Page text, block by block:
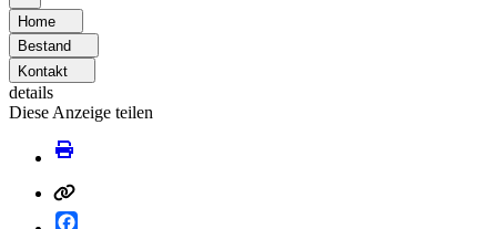
Home
Bestand
Kontakt
details
Diese Anzeige teilen